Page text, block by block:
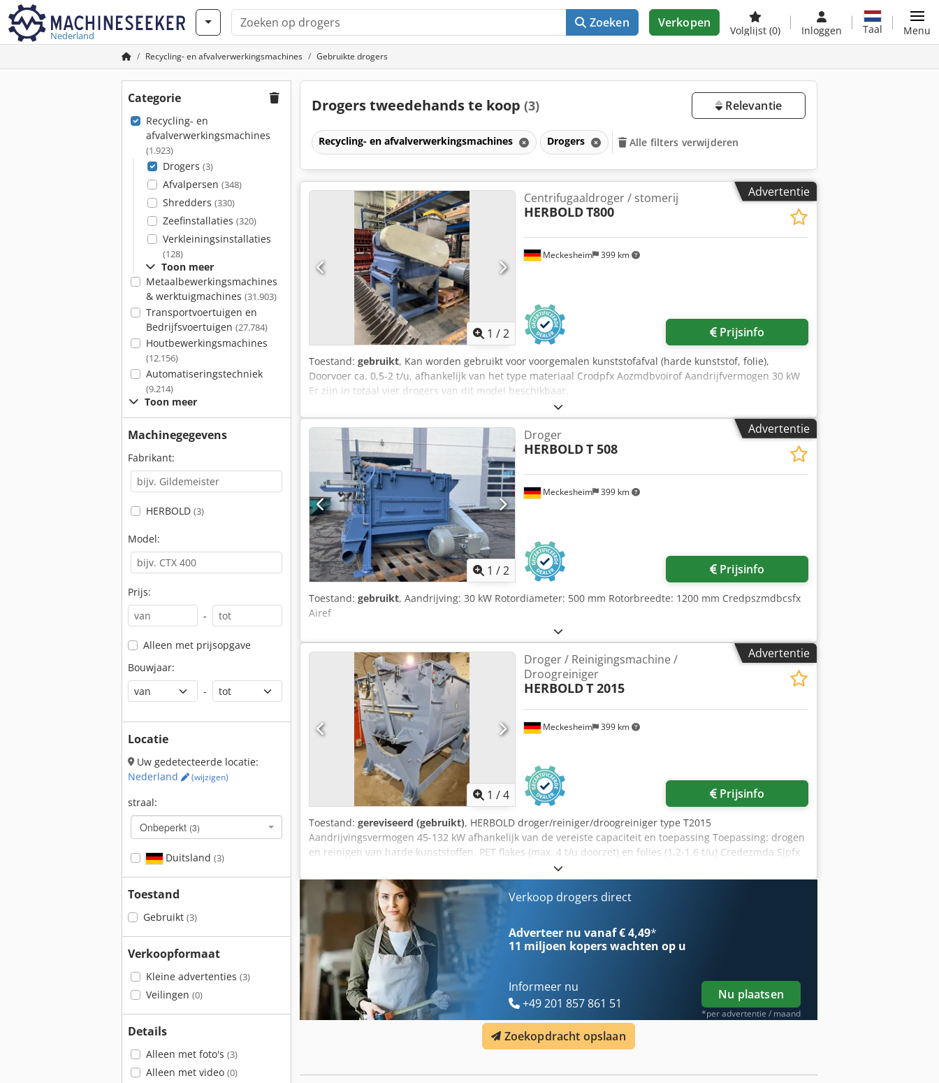
Nederland
Zoeken Verkopen
Volglijst (0) Inloggen Taal Menu
Recycling- en afvalverwerkingsmachines Gebruikte drogers
Categorie
Recycling- en
afvalverwerkingsmachines
(1.923)
Drogers (3)
Afvalpersen (348)
Shredders (330)
Zeefinstallaties (320)
Verkleiningsinstallaties
(128)
Toon meer
Metaalbewerkingsmachines
& werktuigmachines (31.903)
Transportvoertuigen en
Bedrijfsvoertuigen (27.784)
Houtbewerkingsmachines
(12.156)
Automatiseringstechniek
(9.214)
Toon meer
Machinegegevens
Fabrikant:
HERBOLD (3)
Model:
Prijs:
-
Alleen met prijsopgave
Bouwjaar:
-
Locatie
Uw gedetecteerde locatie:
Nederland
(wijzigen)
straal:
Onbeperkt (3)
Duitsland (3)
Toestand
Gebruikt (3)
Verkoopformaat
Kleine advertenties (3)
Veilingen (0)
Details
Alleen met foto's (3)
Alleen met video (0)
Drogers tweedehands te koop (3) Relevantie
Recycling- en afvalverwerkingsmachines Drogers Alle filters verwijderen
Advertentie
1 /2
Meckesheim 399 km
Centrifugaaldroger / stomerij
HERBOLDT800
Prijsinfo
Toestand: gebruikt, Kan worden gebruikt voor voorgemalen kunststofafval (harde kunststof, folie),
Doorvoer ca. 0,5-2 t/u, afhankelijk van het type materiaal Crodpfx Aozmdbvoirof Aandrijfvermogen 30 kW
Er zijn in totaal vier drogers van dit model beschikbaar.
Advertentie
1 /2
Meckesheim 399 km
Droger
HERBOLDT 508
Prijsinfo
Toestand: gebruikt, Aandrijving: 30 kW Rotordiameter: 500 mm Rotorbreedte: 1200 mm Credpszmdbcsfx
Airef
Advertentie
1 /4
Meckesheim 399 km
Droger / Reinigingsmachine /
Droogreiniger
HERBOLDT 2015
Prijsinfo
Toestand: gereviseerd (gebruikt), HERBOLD droger/reiniger/droogreiniger type T2015
Aandrijvingsvermogen 45-132 kW afhankelijk van de vereiste capaciteit en toepassing Toepassing: drogen
en reinigen van harde kunststoffen, PET flakes (max. 4 t/u doorzet) en folies (1,2-1,6 t/u) Credezmda Sjpfx
Airef Rotor diameter 1200 mm x 2300 mm lang Standaard zeefperforatie 2,5 mm rond gat Met V-snaar
aandrijving
Verkoop drogers direct
Adverteer nu vanaf € 4,49*
11 miljoen koperswachten op u
Informeer nu
+49 201 857 861 51
Nu plaatsen
*per advertentie / maand
Zoekopdracht opslaan